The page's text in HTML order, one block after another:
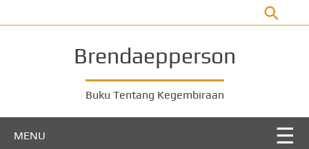
o
Brendaepperson
Buku Tentang Kegembiraan
MENU